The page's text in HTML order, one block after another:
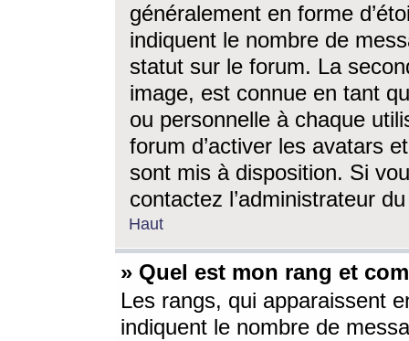
généralement en forme
indiquent le nombre de
statut sur le forum. La
image, est connue en tant
ou personnelle à chaque
forum d’activer les avatars
sont mis à disposition. Si
contactez l’administrateur
Haut
» Quel est mon rang et
Les rangs, qui apparaissent
indiquent le nombre de